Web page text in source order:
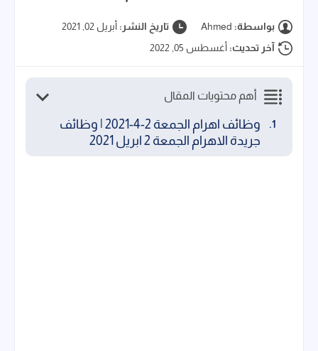
بواسطة: Ahmed تاريخ النشر: أبريل 02, 2021
آخر تحديث: أغسطس 05, 2022
أهم محتويات المقال
وظائف اهرام الجمعة 2-4-2021 | وظائف
جريدة الاهرام الجمعة 2 ابريل 2021